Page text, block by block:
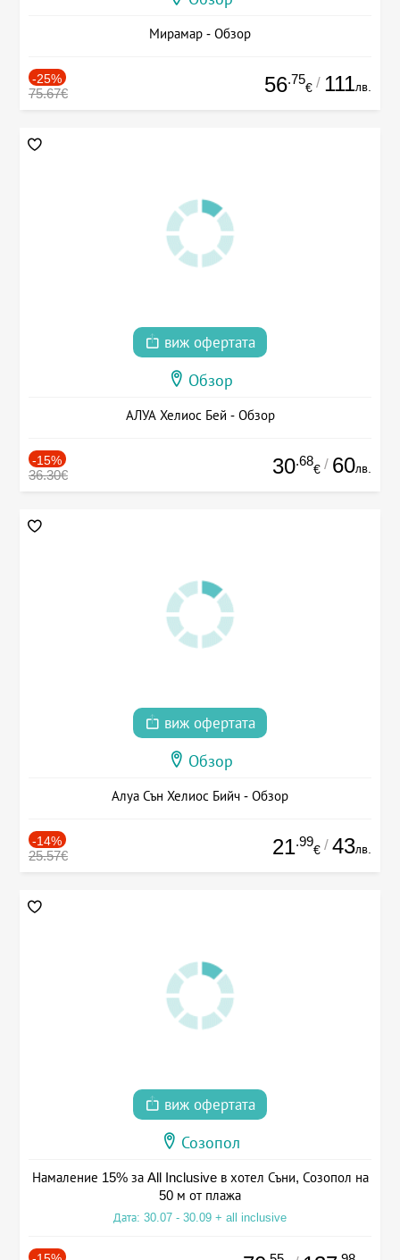
Мирамар - Обзор
-25%
75.67€ 56.75
€ / 111лв.
виж офертата
Обзор
АЛУА Хелиос Бей - Обзор
-15%
36.30€ 30.68
€ / 60лв.
виж офертата
Обзор
Алуа Сън Хелиос Бийч - Обзор
-14%
25.57€ 21.99
€ / 43лв.
виж офертата
Созопол
Намаление 15% за All Inclusive в хотел Съни, Созопол на
50 м от плажа
Дата: 30.07 - 30.09 + all inclusive